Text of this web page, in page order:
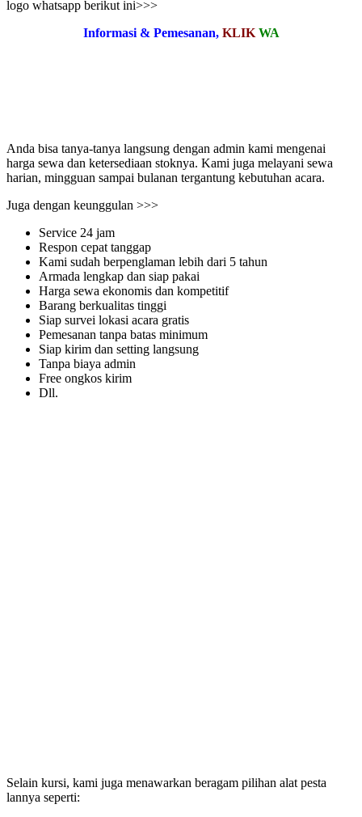
logo whatsapp berikut ini>>>
Informasi & Pemesanan, KLIK WA
Anda bisa tanya-tanya langsung dengan admin kami mengenai
harga sewa dan ketersediaan stoknya. Kami juga melayani sewa
harian, mingguan sampai bulanan tergantung kebutuhan acara.
Juga dengan keunggulan >>>
Service 24 jam
Respon cepat tanggap
Kami sudah berpenglaman lebih dari 5 tahun
Armada lengkap dan siap pakai
Harga sewa ekonomis dan kompetitif
Barang berkualitas tinggi
Siap survei lokasi acara gratis
Pemesanan tanpa batas minimum
Siap kirim dan setting langsung
Tanpa biaya admin
Free ongkos kirim
Dll.
Selain kursi, kami juga menawarkan beragam pilihan alat pesta
lannya seperti: